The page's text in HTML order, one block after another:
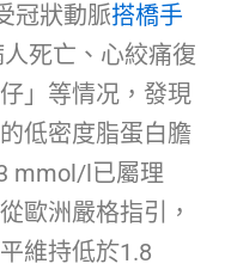
冠狀動脈搭橋手
死亡、心絞痛復
」等情况，發現
的低密度脂蛋白膽
mmol/l已屬理
歐洲嚴格指引，
維持低於1.8